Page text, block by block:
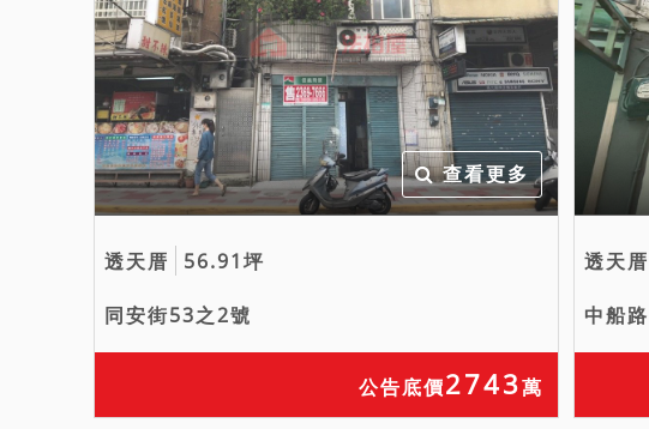
查看更多
透天厝 56.91坪
同安街53之2號
公告底價2743萬
透天厝
中船